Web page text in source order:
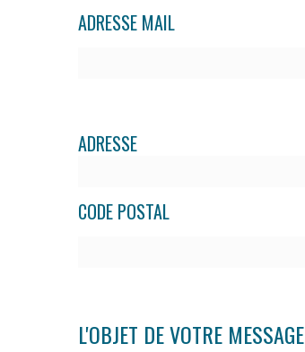
ADRESSE MAIL
ADRESSE
CODE POSTAL
L'OBJET DE VOTRE MESSAGE